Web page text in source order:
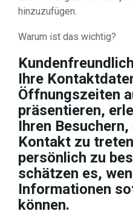
hinzuzufügen.
Warum ist das wichtig?
Ihre
Öffnungszeiten
präsentieren,
Ihren
Kontakt zu
persönlich zu
schätzen es,
Informationen
können.